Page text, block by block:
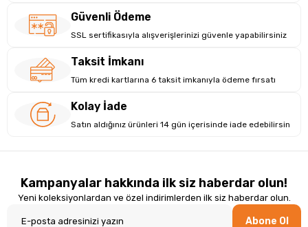
Güvenli Ödeme
SSL sertifikasıyla alışverişlerinizi güvenle yapabilirsiniz
Taksit İmkanı
Tüm kredi kartlarına 6 taksit imkanıyla ödeme fırsatı
Kolay İade
Satın aldığınız ürünleri 14 gün içerisinde iade edebilirsin
Kampanyalar hakkında ilk siz haberdar olun!
Yeni koleksiyonlardan ve özel indirimlerden ilk siz haberdar olun.
Abone Ol